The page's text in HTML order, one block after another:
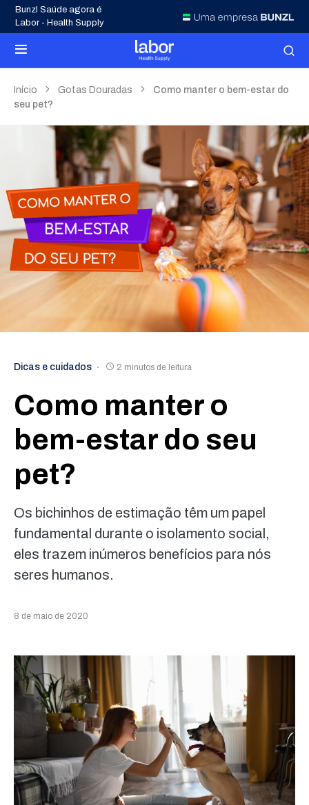
Bunzl Saúde agora é
Labor - Health Supply
Início Gotas Douradas
Como manter o bem-estar do
seu pet?
Dicas e cuidados 2 minutos de leitura
Como manter o
bem-estar do seu
pet?
Os bichinhos de estimação têm um papel
fundamental durante o isolamento social,
eles trazem inúmeros benefícios para nós
seres humanos.
8 de maio de 2020